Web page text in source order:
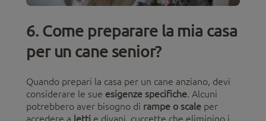
6. Come preparare la mia casa
per un cane senior?
Quando prepari la casa per un cane anziano, devi
considerare le sue esigenze specifiche. Alcuni
potrebbero aver bisogno di rampe o scale per
accedere a letti e divani, cuccette che eliminino i